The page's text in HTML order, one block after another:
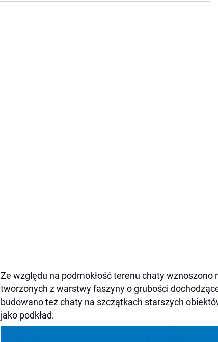
Ze względu na podmokłość terenu chaty
tworzonych z warstwy faszyny o grubości
budowano też chaty na szczątkach starszych
jako podkład.